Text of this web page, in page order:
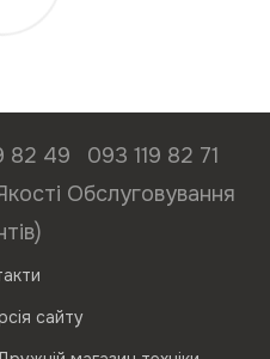
82 49
093 119 82 71
Обслуговування
сайту